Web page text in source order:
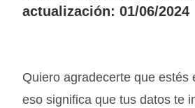
actualización: 01/06/2024
Quiero agradecerte que estés
eso significa que tus datos te